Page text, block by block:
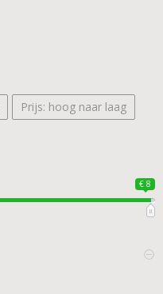
Prijs: hoog naar laag
€ 8